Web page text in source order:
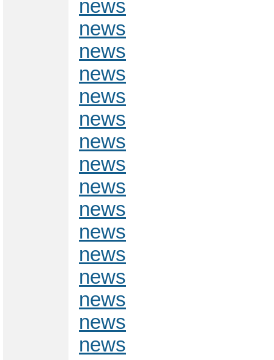
news
news
news
news
news
news
news
news
news
news
news
news
news
news
news
news